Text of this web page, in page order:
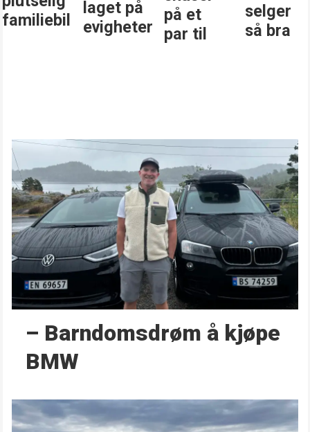
familiebil
laget på
evigheter
på et
par til
selger
så bra
– Barndoms­drøm å kjøpe
BMW